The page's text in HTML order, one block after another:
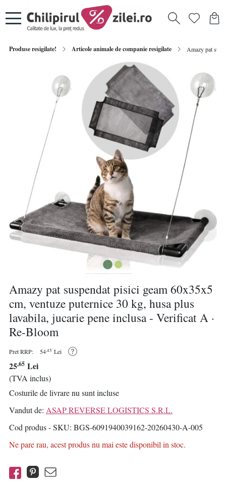
Produse resigilate! Articole animale de companie resigilate Amazy pat
Amazy pat suspendat pisici geam 60x35x5
cm, ventuze puternice 30 kg, husa plus
lavabila, jucarie pene inclusa - Verificat A ·
Re-Bloom
Pret RRP: 54,45 Lei
25,65 Lei
(TVA inclus)
Costurile de livrare nu sunt incluse
Vandut de: ASAP REVERSE LOGISTICS S.R.L.
Cod produs - SKU BGS-6091940039162-20260430-A-005
Ne pare rau, acest produs nu mai este disponibil in stoc.